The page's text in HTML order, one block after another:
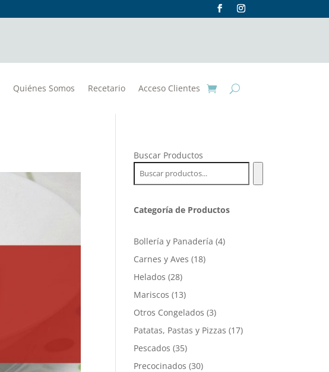
Quiénes Somos Recetario Acceso Clientes
Buscar Productos
Categoría de Productos
Bollería y Panadería 44
Carnes y Aves 1818
Helados 2828
productos
Mariscos 1313
productos
Otros Congelados 33
productos
Patatas, Pastas y Pizzas 1717
Pescados 3535
productos
Precocinados 3030